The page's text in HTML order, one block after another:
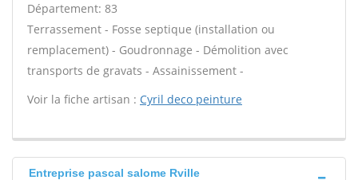
Département: 83
Terrassement - Fosse septique (installation ou
remplacement) - Goudronnage - Démolition avec
transports de gravats - Assainissement -
Voir la fiche artisan : Cyril deco peinture
Entreprise pascal salome Rville